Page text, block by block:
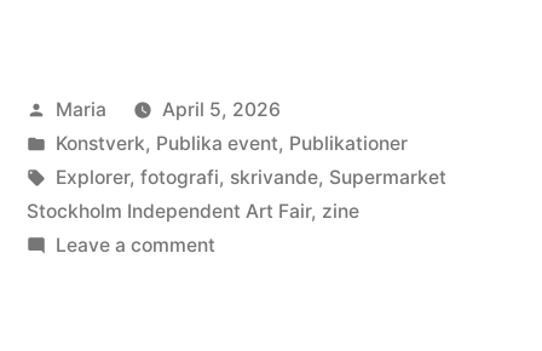
Posted
by
Maria
April 5, 2026
Posted
in
Konstverk, Publika event, Publikationer
Tags:
Explorer, fotografi, skrivande, Supermarket
Stockholm Independent Art Fair, zine
Leave a commenton